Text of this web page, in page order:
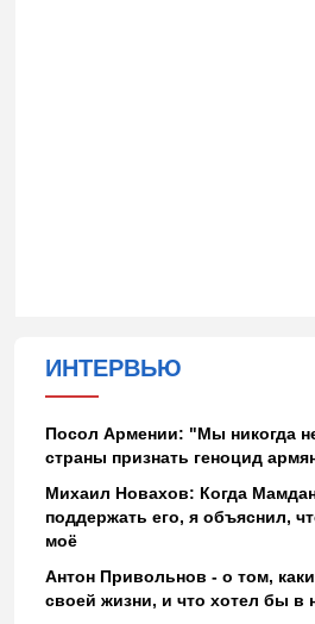
ИНТЕРВЬЮ
Посол Армении: "Мы никогда
страны признать геноцид
Михаил Новахов: Когда
поддержать его, я объяснил,
моё
Антон Привольнов - о том,
своей жизни, и что хотел бы в